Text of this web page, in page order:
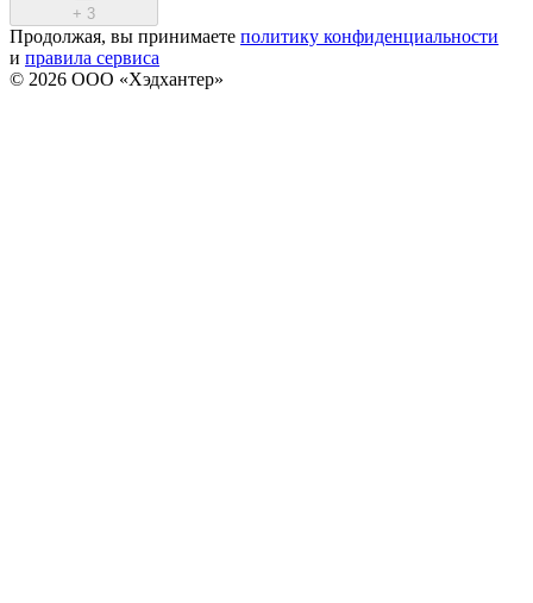
+ 3
Продолжая, вы принимаете политику конфиденциальности
и правила сервиса
© 2026 ООО «Хэдхантер»